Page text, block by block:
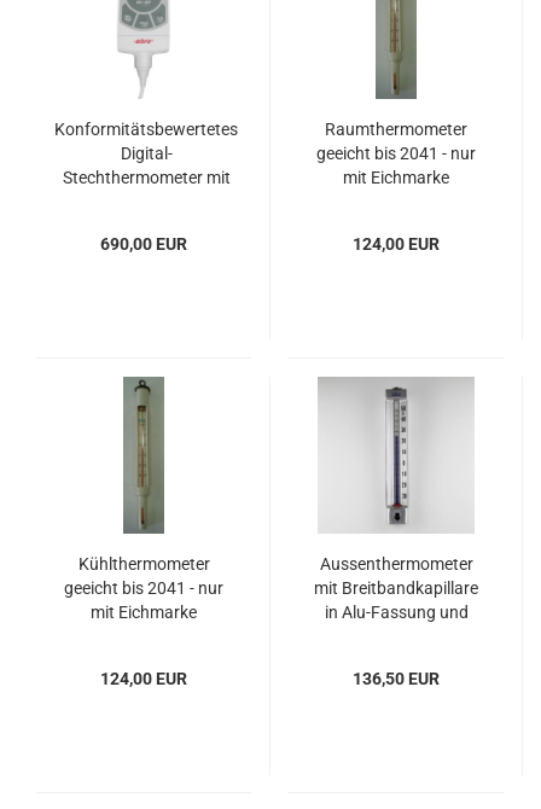
Konformitätsbewertetes
Digital-
Stechthermometer mit
690,00 EUR
Raumthermometer
geeicht bis 2041 - nur
mit Eichmarke
124,00 EUR
Kühlthermometer
geeicht bis 2041 - nur
mit Eichmarke
124,00 EUR
Aussenthermometer
mit Breitbandkapillare
in Alu-Fassung und
136,50 EUR